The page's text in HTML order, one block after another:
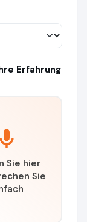
Erfahrung
Sie hier
Sie